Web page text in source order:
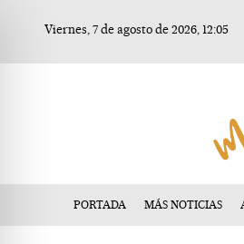
Viernes, 7 de agosto de 2026, 12:05
PORTADA MÁS NOTICIAS